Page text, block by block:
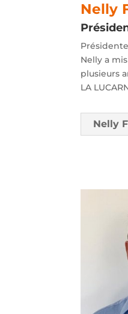
Nelly
Nelly a
plusieurs
LA
Nelly